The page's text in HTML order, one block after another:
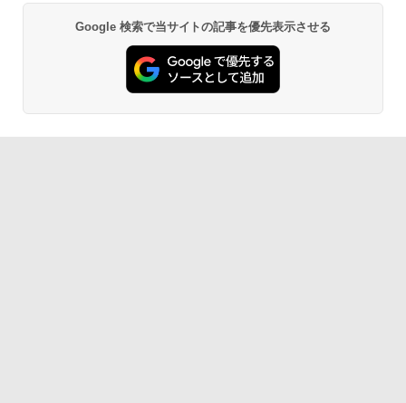
Google 検索で当サイトの記事を優先表示させる